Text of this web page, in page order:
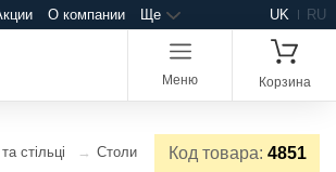
О компании Ще UK RU
Меню Корзина
Код товара: 4851
стільці Столи